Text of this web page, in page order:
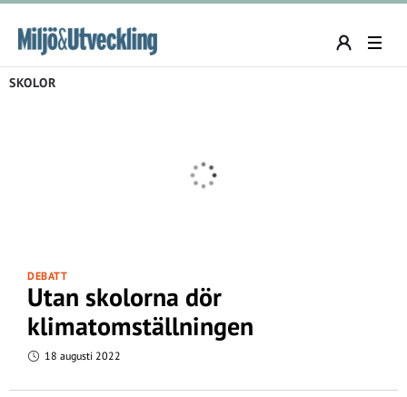
SKOLOR
DEBATT
Utan skolorna dör
klimatomställningen
18 augusti 2022